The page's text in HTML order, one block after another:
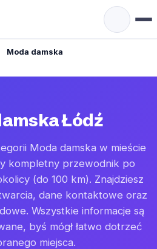
Moda damska
Łódź
Moda damska w mieście
kompletny przewodnik po
(do 100 km). Znajdziesz
dane kontaktowe oraz
Wszystkie informacje są
byś mógł łatwo dotrzeć
miejsca.